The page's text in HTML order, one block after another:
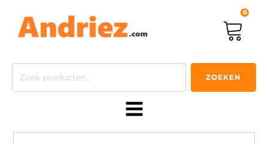
0
Zoeken
ZOEKEN